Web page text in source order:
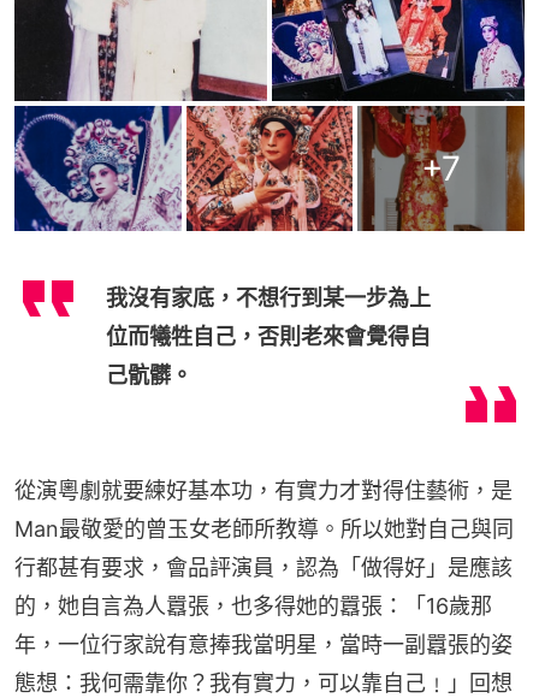
+7
我沒有家底，不想行到某一步為上
位而犧牲自己，否則老來會覺得自
己骯髒。
從演粵劇就要練好基本功，有實力才對得住藝術，是
Man最敬愛的曾玉女老師所教導。所以她對自己與同
行都甚有要求，會品評演員，認為「做得好」是應該
的，她自言為人囂張，也多得她的囂張：「16歲那
年，一位行家說有意捧我當明星，當時一副囂張的姿
態想：我何需靠你？我有實力，可以靠自己﹗」回想